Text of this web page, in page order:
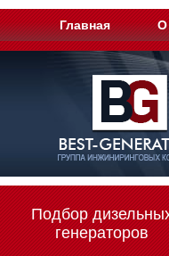
Главная О
Подбор
генераторов